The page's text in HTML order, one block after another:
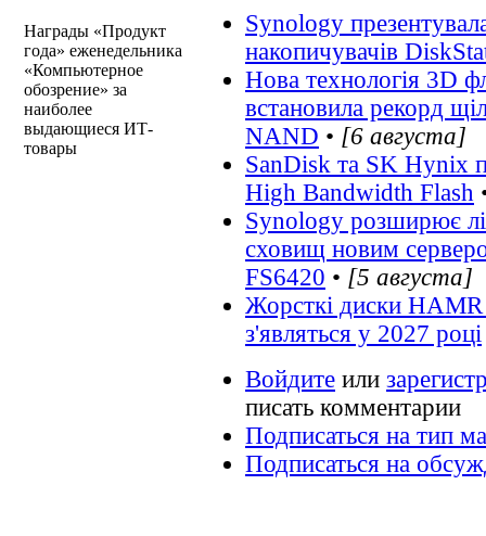
Награды «Продукт
года» еженедельника
«Компьютерное
обозрение» за
наиболее
выдающиеся ИТ-
товары
Synology
накопичувачів
Нова технологія 3D
встановила рекорд
NAND • [6 августа]
SanDisk та SK Hynix
High Bandwidth Flash
Synology розширює
сховищ новим
FS6420 • [5 августа]
Жорсткі диски HAMR
з'являться у 2027 році
Войдите или
писать комментарии
Подписаться на тип
Подписаться на